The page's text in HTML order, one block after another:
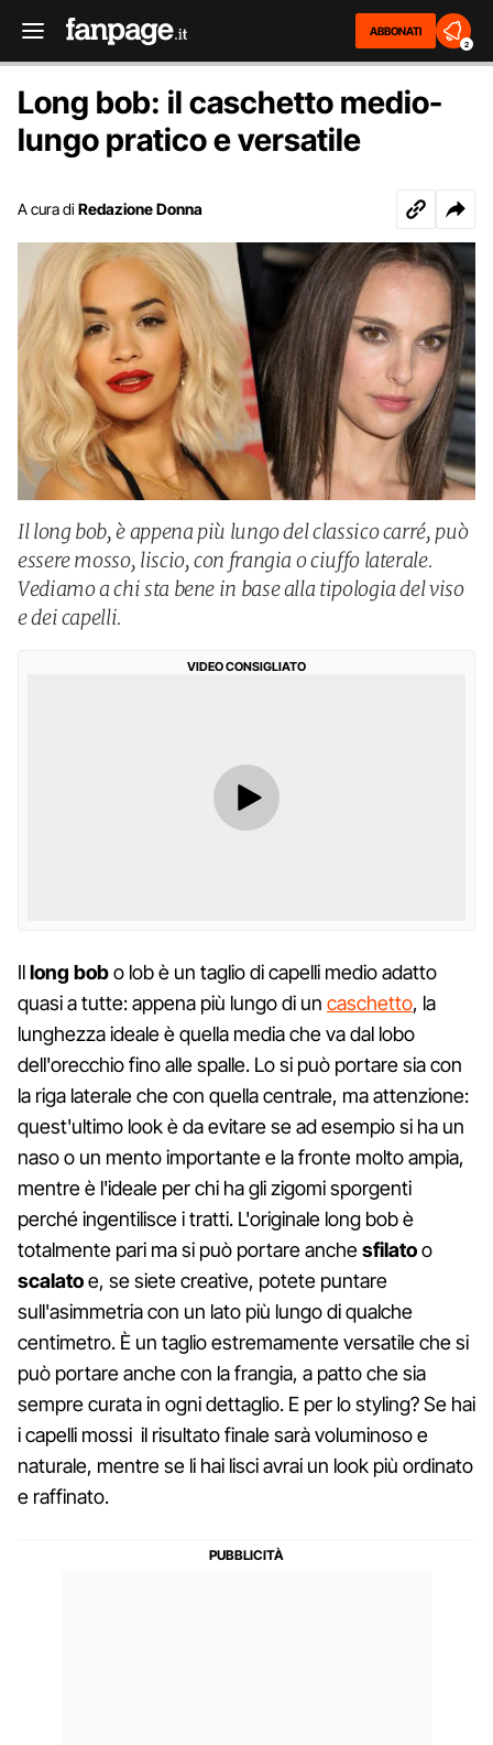
ABBONATI
2
Long bob: il caschetto medio-
lungo pratico e versatile
A cura di Redazione Donna
Il long bob, è appena più lungo del classico carré, può
essere mosso, liscio, con frangia o ciuffo laterale.
Vediamo a chi sta bene in base alla tipologia del viso
e dei capelli.
VIDEO CONSIGLIATO
Illong bobo lob è un taglio di capelli medio adatto
quasi a tutte: appena più lungo di un caschetto, la
lunghezza ideale è quella media che va dal lobo
dell'orecchio fino alle spalle. Lo si può portare sia con
la riga laterale che con quella centrale, ma attenzione:
quest'ultimo look è da evitare se ad esempio si ha un
naso o un mento importante e la fronte molto ampia,
mentre è l'ideale per chi ha gli zigomi sporgenti
perché ingentilisce i tratti. L'originale long bob è
totalmente pari ma si può portare anchesfilatoo
scalatoe, se siete creative, potete puntare
sull'asimmetria con un lato più lungo di qualche
centimetro. È un taglio estremamente versatile che si
può portare anche con la frangia, a patto che sia
sempre curata in ogni dettaglio. E per lo styling? Se hai
i capelli mossi il risultato finale sarà voluminoso e
naturale, mentre se li hai lisci avrai un look più ordinato
e raffinato.